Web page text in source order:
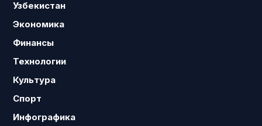
Узбекистан
Экономика
Финансы
Технологии
Культура
Спорт
Инфографика